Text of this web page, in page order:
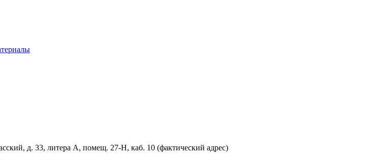
д. 33, литера А, помещ. 27-Н, каб. 10 (фактический адрес)